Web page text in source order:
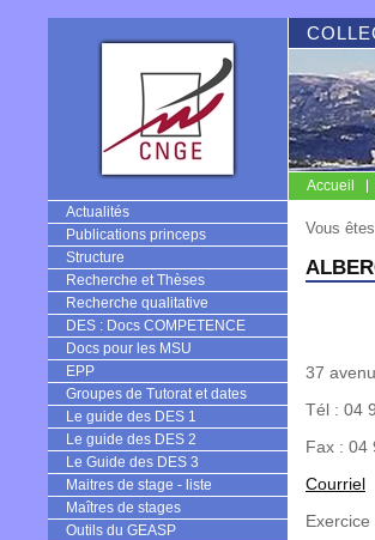
CNGE
Accueil
Actualités
Publications princeps
Structure
Recherche et Thèses
Recherche qualitative
DES : Docs COMPETENCE
Docs pour les MSU
EPP
Groupes de Tutorat et dates
Le guide des DES 1
Le guide des DES 2
Le Guide des DES 3
Maitres de stage - liste
Maîtres de stages
Outils du GEASP
Vous
37
Tél : 04
Fax : 04
Courriel